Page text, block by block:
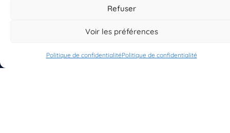
Refuser
Voir les préférences
Politique de confidentialitéPolitique de confidentialité